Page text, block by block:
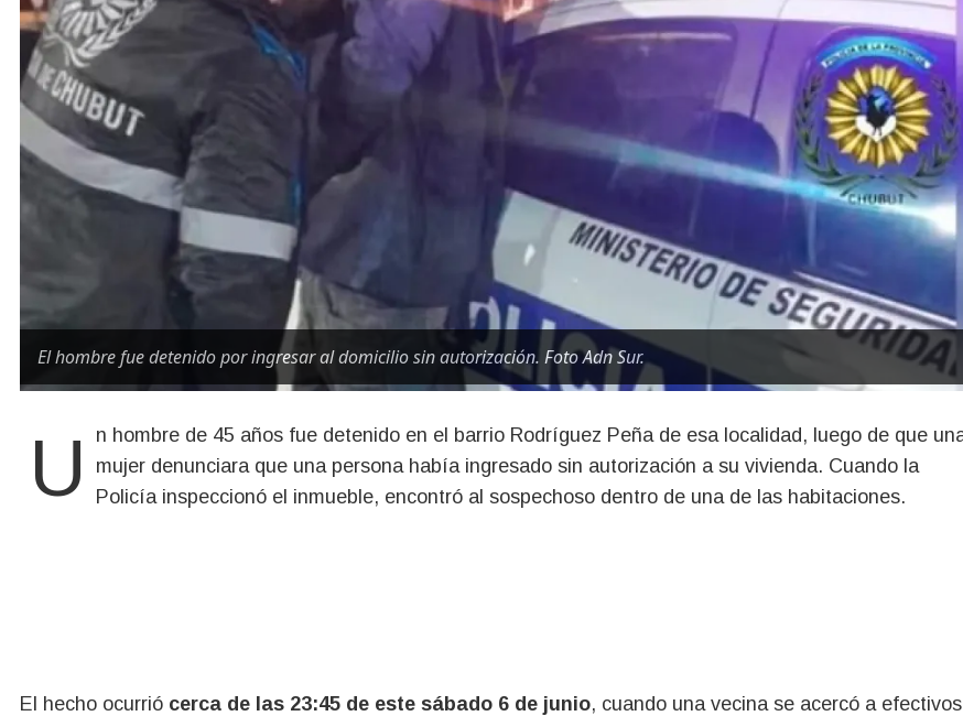
El hombre fue detenido por ingresar al domicilio sin autorización. Foto Adn Sur.
Un hombre de 45 años fue detenido en el barrio Rodríguez Peña de esa localidad, luego de que una
mujer denunciara que una persona había ingresado sin autorización a su vivienda. Cuando la
Policía inspeccionó el inmueble, encontró al sospechoso dentro de una de las habitaciones.
El hecho ocurrió cerca de las 23:45 de este sábado 6 de junio, cuando una vecina se acercó a efectivos